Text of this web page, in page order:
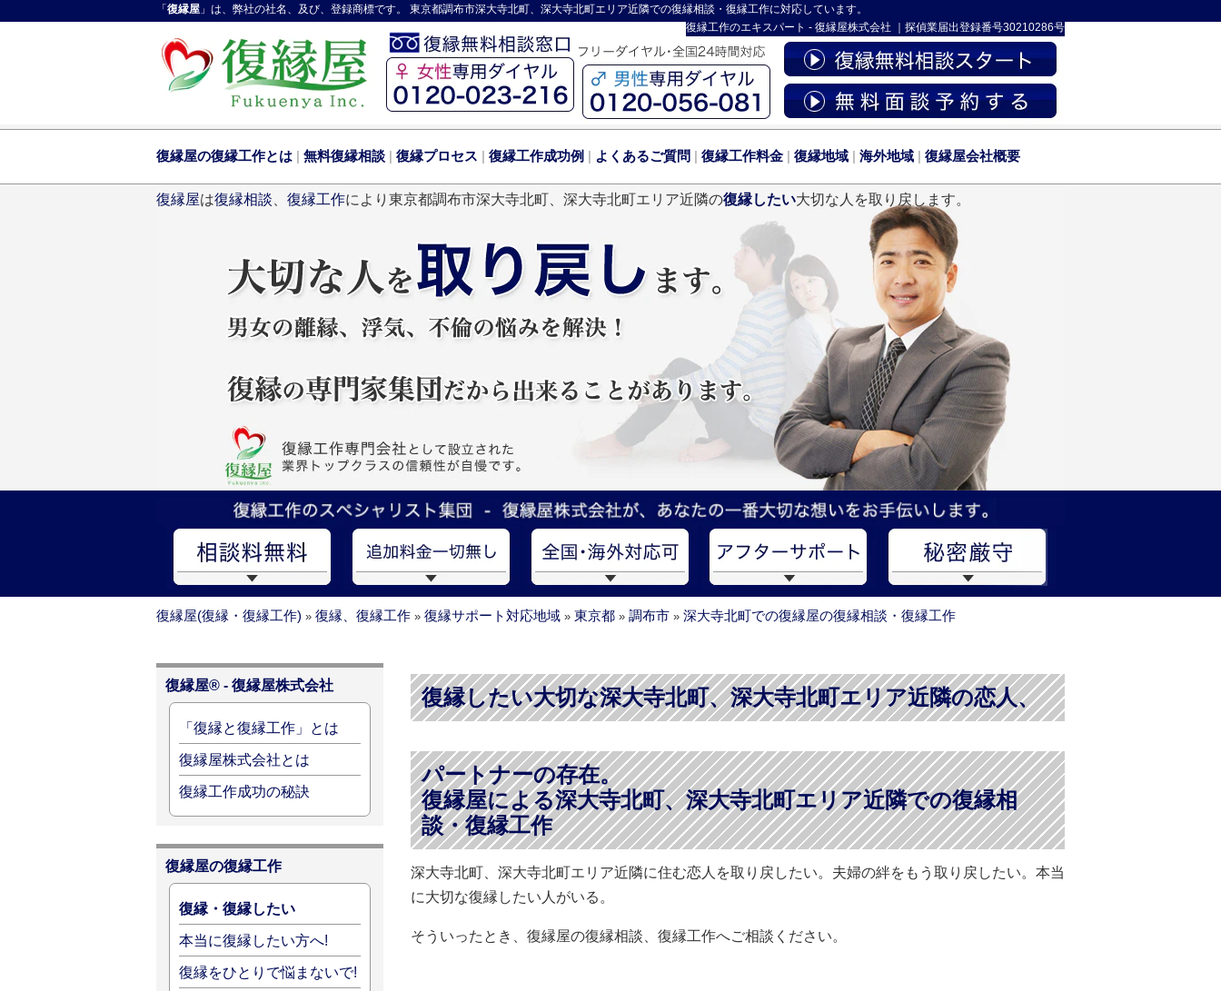
「 復縁屋 」は、弊社の社名、及び、登録商標です。 東京都調布市深大寺北町、深大寺北町エリア近隣での復縁相談・復縁工作に対応しています。
復縁工作のエキスパート - 復縁屋株式会社 探偵業届出登録番号30210286号
復縁屋の復縁工作とは | 無料復縁相談 | 復縁プロセス | 復縁工作成功例 | よくあるご質問 | 復縁工作料金 | 復縁地域 | 海外地域 | 復縁屋会社概要
復縁屋は復縁相談 復縁工作により東京都調布市深大寺北町、深大寺北町エリア近隣の復縁したい大切な人を取り戻します。
復縁屋(復縁・復縁工作) » 復縁、復縁工作 » 復縁サポート対応地域 » 東京都 » 調布市 » 深大寺北町での復縁屋の復縁相談・復縁工作
復縁したい大切な深大寺北町、深大寺北町エリア近隣の恋人、
パートナーの存在。
復縁屋による深大寺北町、深大寺北町エリア近隣での復縁相
談・復縁工作
深大寺北町、深大寺北町エリア近隣に住む恋人を取り戻したい。夫婦の絆をもう取り戻したい。本当
に大切な復縁したい人がいる。
そういったとき、復縁屋の復縁相談、復縁工作へご相談ください。
復縁屋® - 復縁屋株式会社
「復縁と復縁工作」とは
復縁屋株式会社とは
復縁工作成功の秘訣
復縁屋の復縁工作
復縁・復縁したい
本当に復縁したい方へ!
復縁をひとりで悩まないで!